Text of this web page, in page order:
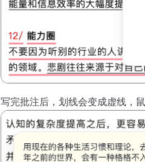
写完批注后，划线会变成虚线，